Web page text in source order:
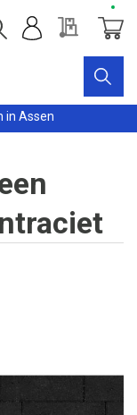
Assen
Offerte